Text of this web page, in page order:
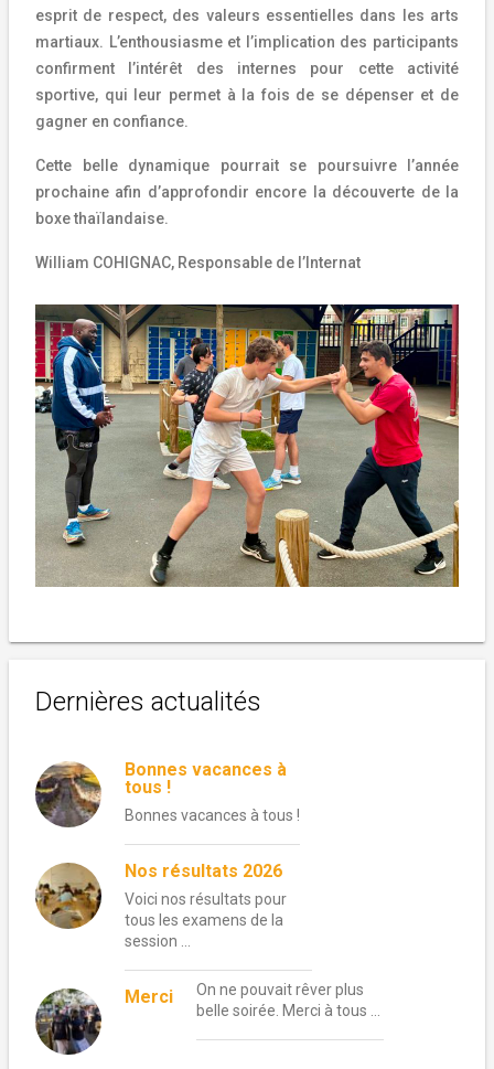
esprit de respect, des valeurs essentielles dans les arts
martiaux. L’enthousiasme et l’implication des participants
confirment l’intérêt des internes pour cette activité
sportive, qui leur permet à la fois de se dépenser et de
gagner en confiance.
Cette belle dynamique pourrait se poursuivre l’année
prochaine afin d’approfondir encore la découverte de la
boxe thaïlandaise.
William COHIGNAC, Responsable de l’Internat
Dernières actualités
Bonnes vacances à
tous !
Bonnes vacances à tous !
Nos résultats 2026
Voici nos résultats pour
tous les examens de la
session …
Merci
On ne pouvait rêver plus
belle soirée. Merci à tous …